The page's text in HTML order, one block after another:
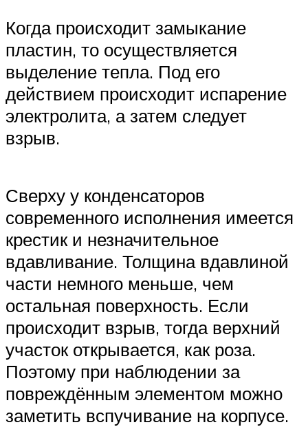
Когда происходит замыкание
пластин, то осуществляется
выделение тепла. Под его
действием происходит испарение
электролита, а затем следует
взрыв.
Сверху у конденсаторов
современного исполнения имеется
крестик и незначительное
вдавливание. Толщина вдавлиной
части немного меньше, чем
остальная поверхность. Если
происходит взрыв, тогда верхний
участок открывается, как роза.
Поэтому при наблюдении за
повреждённым элементом можно
заметить вспучивание на корпусе.